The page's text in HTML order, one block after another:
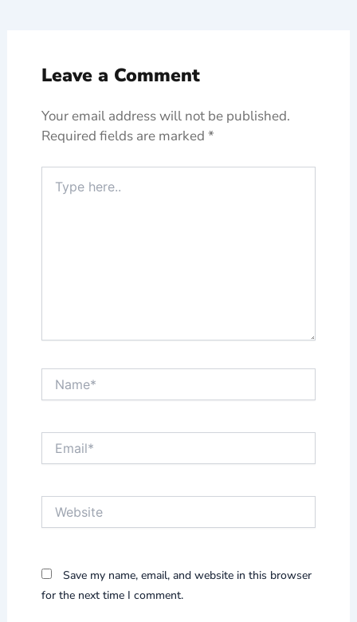
Leave a Comment
Your email address will not be published.
Required fields are marked *
here..
Save my name, email, and website in this browser
for the next time I comment.